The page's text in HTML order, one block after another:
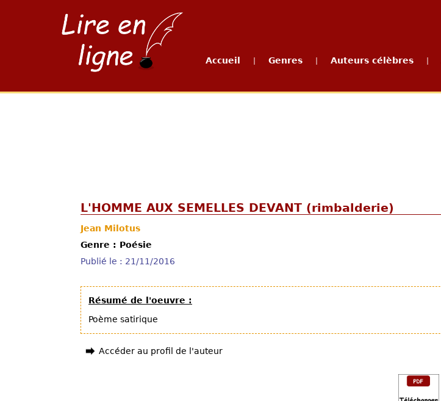
Accueil Genres Auteurs célèbres
L'HOMME AUX SEMELLES DEVANT (rimbalderie)
Jean Milotus
Genre : Poésie
Publié le : 21/11/2016
Résumé de l'oeuvre :
Poème satirique
Accéder au profil de l'auteur